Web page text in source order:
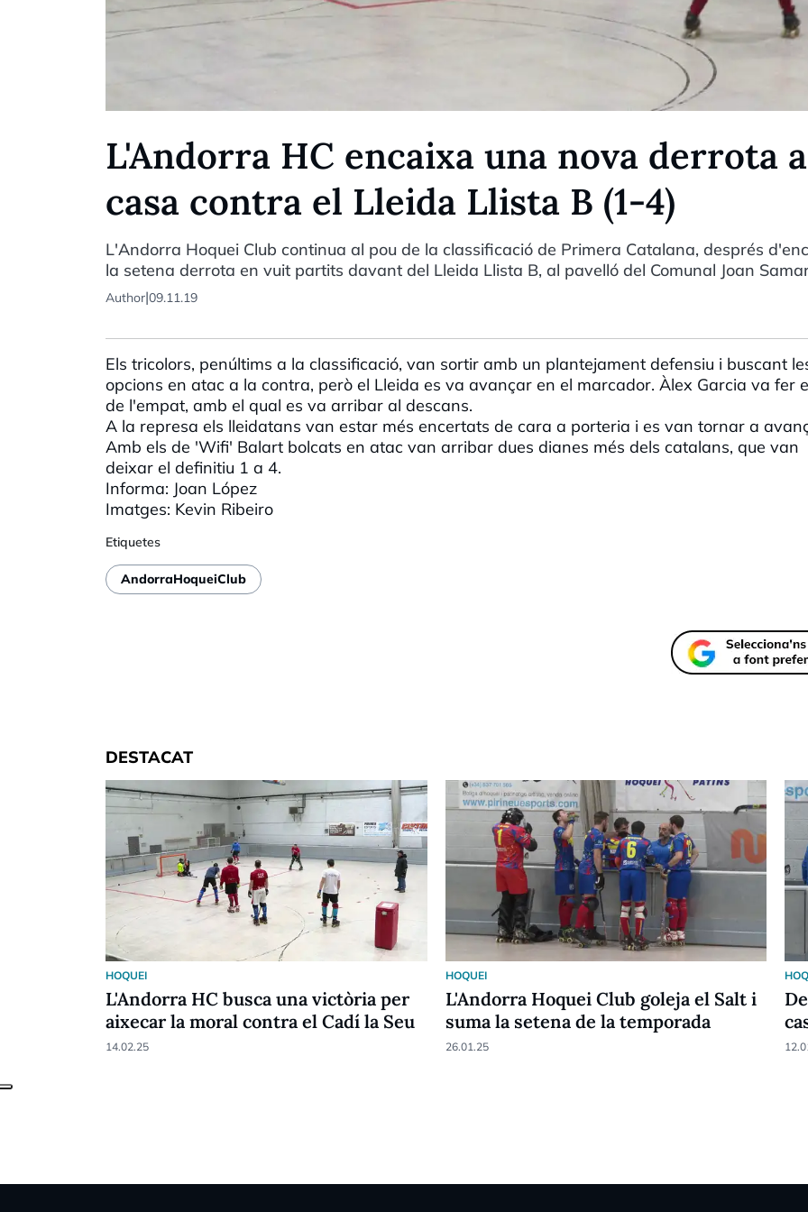
L'Andorra HC encaixa una nova derrota a
casa contra el Lleida Llista B (1-4)
L'Andorra Hoquei Club continua al pou de la classificació de Primera Catalana, després
la setena derrota en vuit partits davant del Lleida Llista B, al pavelló del Comunal Joan
Author|09.11.19
Els tricolors, penúltims a la classificació, van sortir amb un plantejament defensiu i buscant
opcions en atac a la contra, però el Lleida es va avançar en el marcador. Àlex Garcia va fer
de l'empat, amb el qual es va arribar al descans.
A la represa els lleidatans van estar més encertats de cara a porteria i es van tornar a
Amb els de 'Wifi' Balart bolcats en atac van arribar dues dianes més dels catalans, que van
deixar el definitiu 1 a 4.
Informa: Joan López
Imatges: Kevin Ribeiro
Etiquetes
AndorraHoqueiClub
DESTACAT
HOQUEI
L'Andorra HC busca una victòria per
aixecar la moral contra el Cadí la Seu
14.02.25
HOQUEI
L'Andorra Hoquei Club goleja el Salt i
suma la setena de la temporada
26.01.25